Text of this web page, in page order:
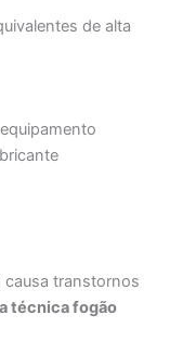
de alta
transtornos
técnica fogão